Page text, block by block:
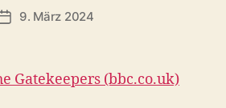
Veröffentlichungsdatum
9. März 2024
Gatekeepers (bbc.co.uk)